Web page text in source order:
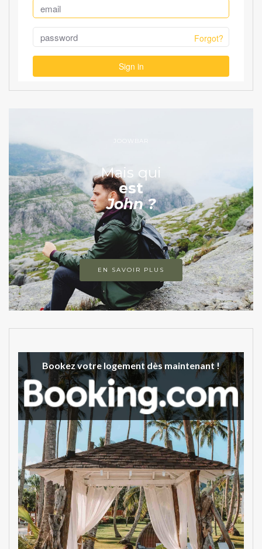
JOOWBAR
Mais qui
est
John ?
EN SAVOIR PLUS
Bookez votre logement dès maintenant !